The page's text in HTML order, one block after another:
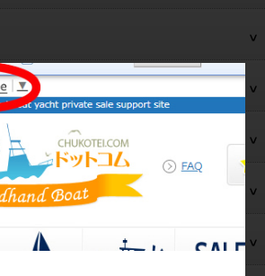
28
ー
プラン